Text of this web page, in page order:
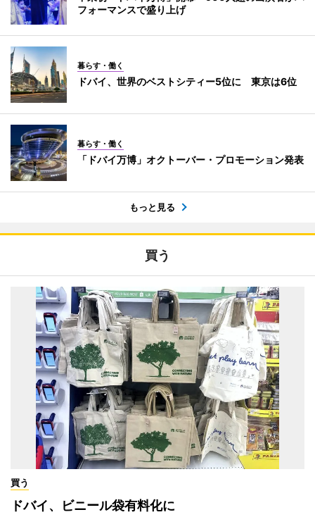
フォーマンスで盛り上げ
暮らす・働く
ドバイ、世界のベストシティー5位に 東京は6位
暮らす・働く
「ドバイ万博」オクトーバー・プロモーション発表
もっと見る
買う
買う
ドバイ、ビニール袋有料化に